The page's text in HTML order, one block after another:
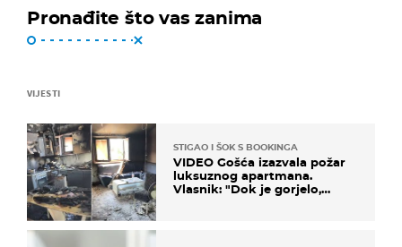
Pronađite što vas zanima
VIJESTI
STIGAO I ŠOK S BOOKINGA
VIDEO Gošća izazvala požar
luksuznog apartmana.
Vlasnik: "Dok je gorjelo,